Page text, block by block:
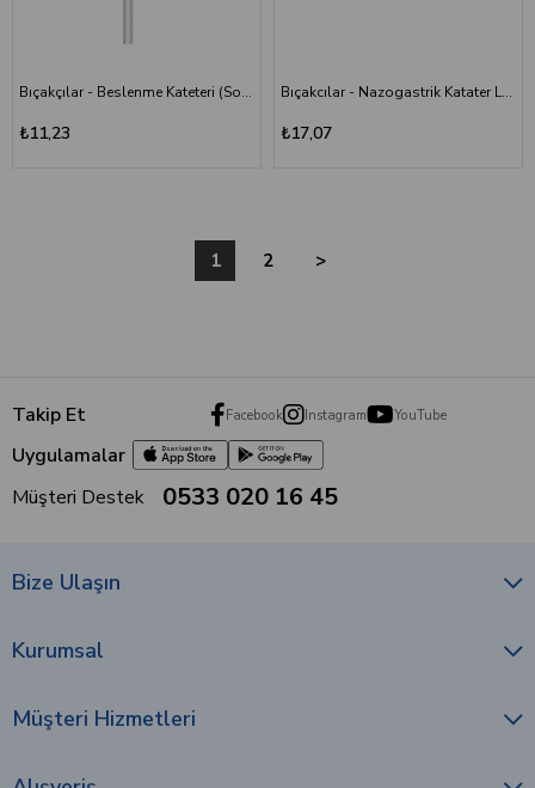
Bıçakçılar - Beslenme Kateteri (Sonda) - 6 Numara - Açık Yeşil
₺11,23
Bıçakcılar - Nazogastrik Katater Levin - 14 CH - Yeşil
₺17,07
1 2 >
Takip Et Facebook Instagram YouTube
Uygulamalar
Müşteri Destek
0533 020 16 45
Bize Ulaşın
Kurumsal
Müşteri Hizmetleri